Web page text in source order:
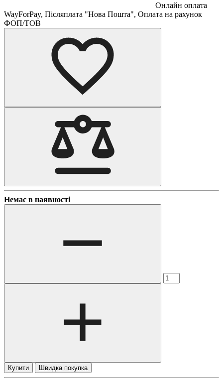
Онлайн оплата
WayForPay, Післяплата "Нова Пошта", Оплата на рахунок
ФОП/ТОВ
Немає в наявності
Купити Швидка покупка